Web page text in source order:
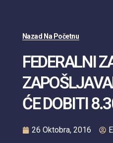
Nazad Na Početnu
FEDERALNI
ĆE DOBITI
26 Oktobra, 2016